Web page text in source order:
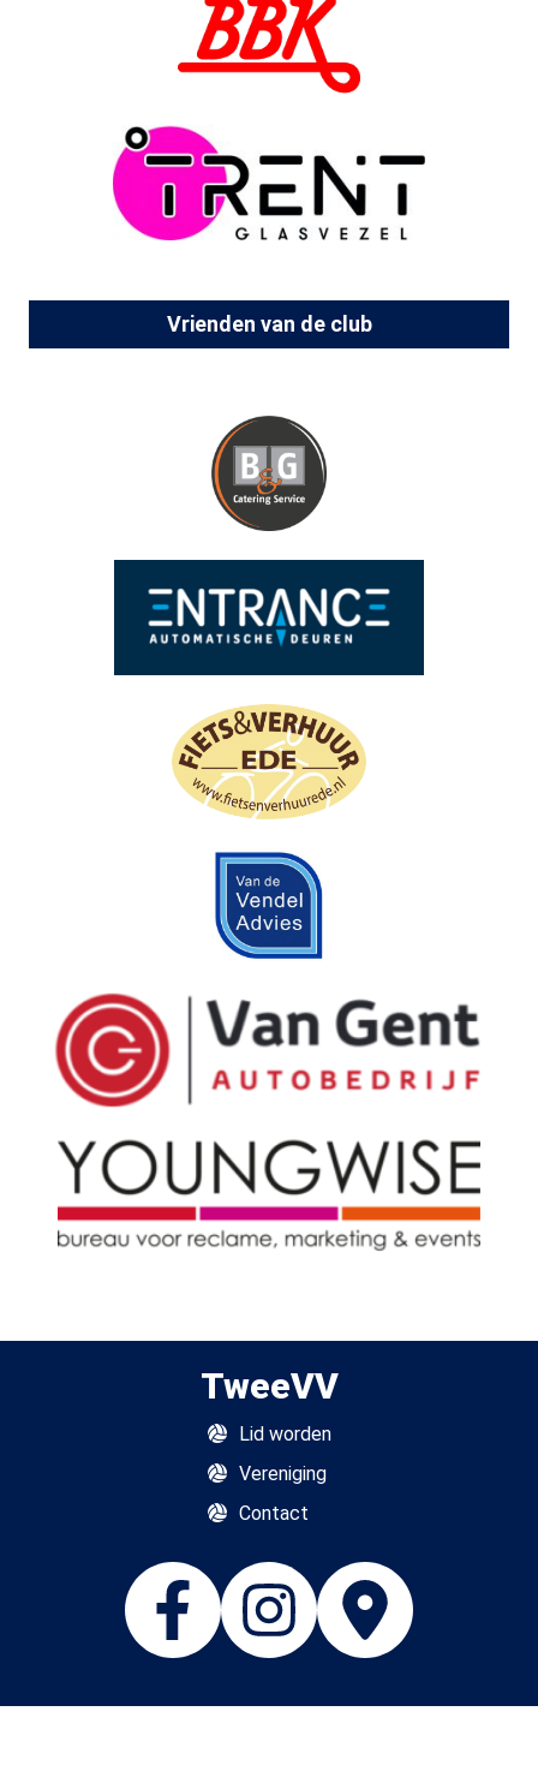
Vrienden van de club
TweeVV
Lid worden
Vereniging
Contact